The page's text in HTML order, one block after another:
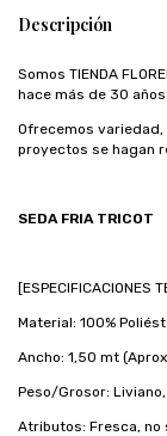
Descripción
Somos TIENDA
hace más de 30 años.
Ofrecemos
proyectos se hagan
SEDA FRIA TRICOT
[ESPECIFICACIONES
Material: 100%
Ancho: 1,50 mt
Peso/Grosor:
Atributos: Fresca, no